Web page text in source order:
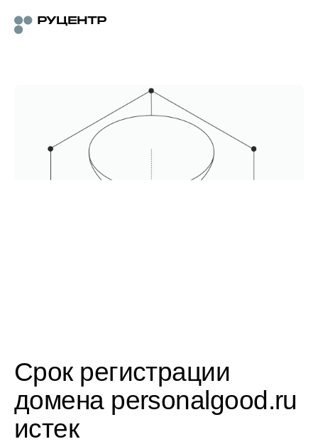
Срок регистрации
домена personalgood.ru
истек